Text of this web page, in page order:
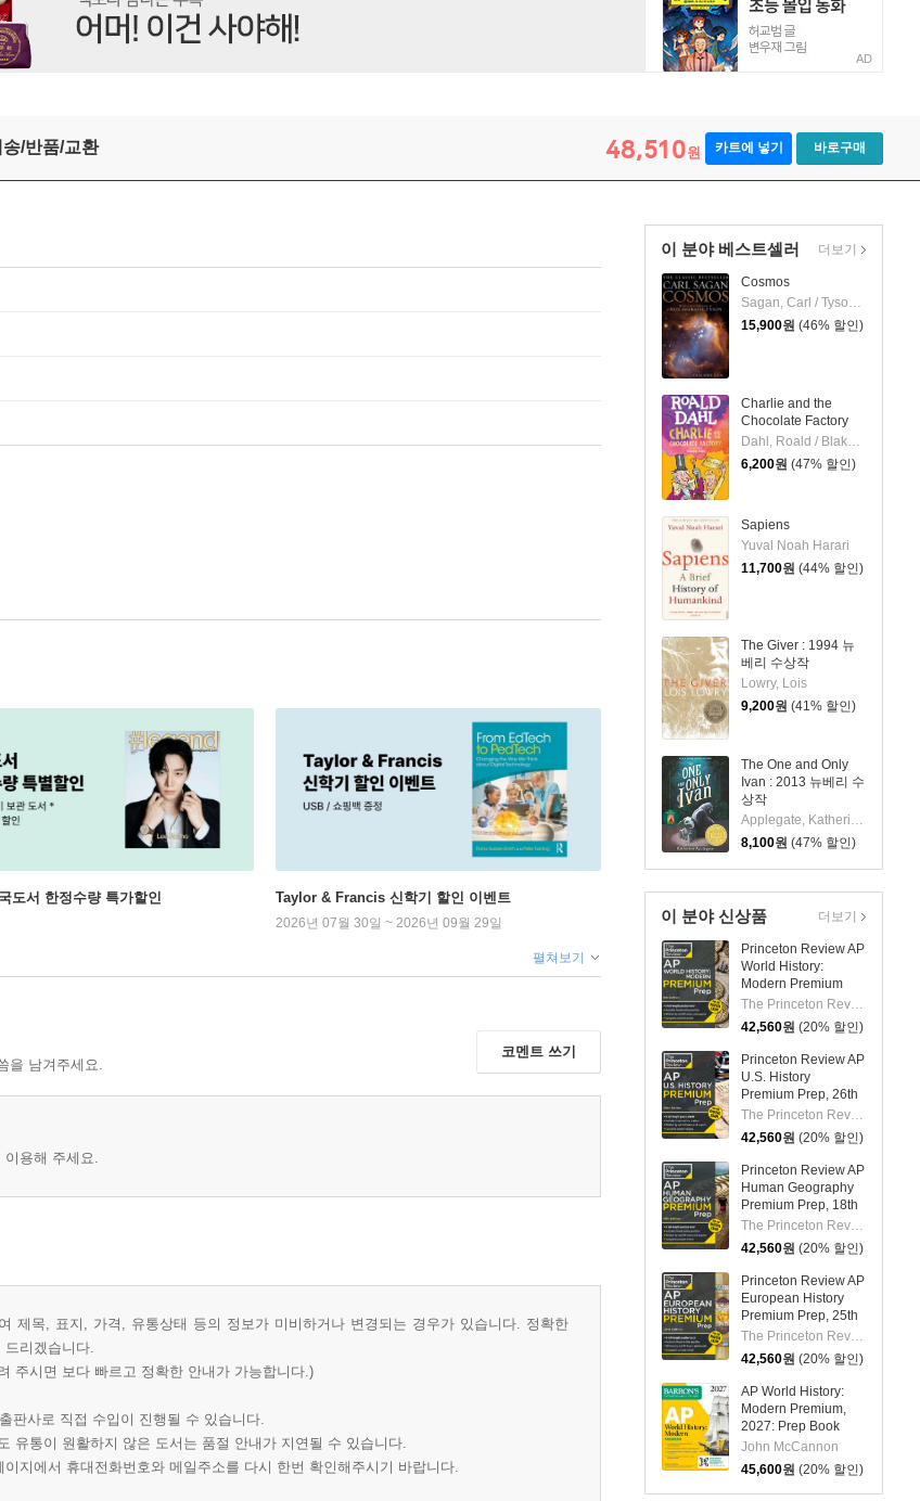
AD
English Medicine: Lecture Memoranda, American Medical Association, Atlantic City, 1912
송/반품/교환 48,510원 카트에 넣기 바로구매
이 분야 베스트셀러
Cosmos
Sagan, Carl / Tyson, Neil Degrasse / Druyan, Ann
15,900원 (46% 할인)
Charlie and the
Chocolate Factory
Dahl, Roald / Blake, Quentin
6,200원 (47% 할인)
Sapiens
Yuval Noah Harari
11,700원 (44% 할인)
The Giver : 1994 뉴
베리 수상작
Lowry, Lois
9,200원 (41% 할인)
The One and Only
Ivan : 2013 뉴베리 수
상작
Applegate, Katherine / Castelao, Patricia
8,100원 (47% 할인)
더보기
이 분야 신상품
Princeton Review AP
World History:
Modern Premium
Prep, 8th Edition: 6
Practice Tests +
Digital Practice
Online + Content
Review
42,560원 (20% 할인)
Princeton Review AP
U.S. History
Premium Prep, 26th
Edition: 6 Practice
Tests + Digital
Practice Online +
Content Review
42,560원 (20% 할인)
Princeton Review AP
Human Geography
Premium Prep, 18th
Edition: 6 Practice
Tests + Digital
Practice Online +
Content Review
42,560원 (20% 할인)
Princeton Review AP
European History
Premium Prep, 25th
Edition: 6 Practice
Tests + Digital
Practice Online +
Content Review
42,560원 (20% 할인)
AP World History:
Modern Premium,
2027: Prep Book
With 5 Practice Tests
+ Comprehensive
Review + Online
Practice
John McCannon
45,600원 (20% 할인)
더보기
도서 한정수량 특가할인 Taylor & Francis 신학기 할인 이벤트
2026년 07월 30일 ~ 2026년 09월 29일
펼쳐보기
을 남겨주세요.
코멘트 쓰기
이용해 주세요.
제목, 표지, 가격, 유통상태 등의 정보가 미비하거나 변경되는 경우가 있습니다. 정확한
리겠습니다.
주시면 보다 빠르고 정확한 안내가 가능합니다.)
판사로 직접 수입이 진행될 수 있습니다.
유통이 원활하지 않은 도서는 품절 안내가 지연될 수 있습니다.
지에서 휴대전화번호와 메일주소를 다시 한번 확인해주시기 바랍니다.